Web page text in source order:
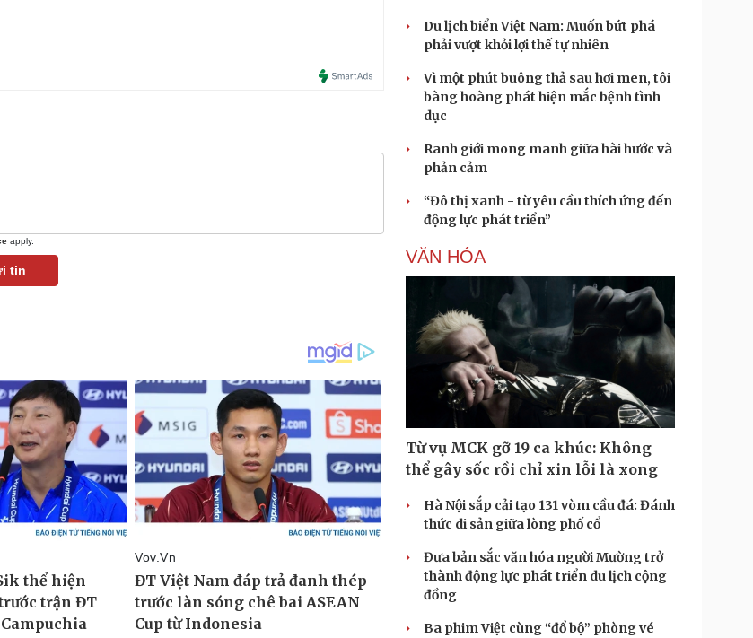
apply.
tin
Du lịch biển Việt Nam: Muốn bứt phá
phải vượt khỏi lợi thế tự nhiên
Vì một phút buông thả sau hơi men, tôi
bàng hoàng phát hiện mắc bệnh tình
dục
Ranh giới mong manh giữa hài hước và
phản cảm
“Đô thị xanh - từ yêu cầu thích ứng đến
động lực phát triển”
VĂN HÓA
Từ vụ MCK gỡ 19 ca khúc: Không
thể gây sốc rồi chỉ xin lỗi là xong
Hà Nội sắp cải tạo 131 vòm cầu đá: Đánh
thức di sản giữa lòng phố cổ
Đưa bản sắc văn hóa người Mường trở
thành động lực phát triển du lịch cộng
đồng
Ba phim Việt cùng “đổ bộ” phòng vé